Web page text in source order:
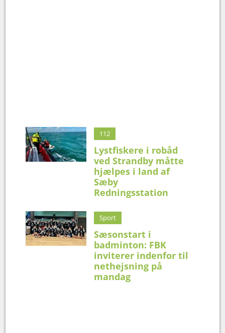
112
Lystfiskere i robåd
ved Strandby måtte
hjælpes i land af
Sæby
Redningsstation
Sport
Sæsonstart i
badminton: FBK
inviterer indenfor til
nethejsning på
mandag